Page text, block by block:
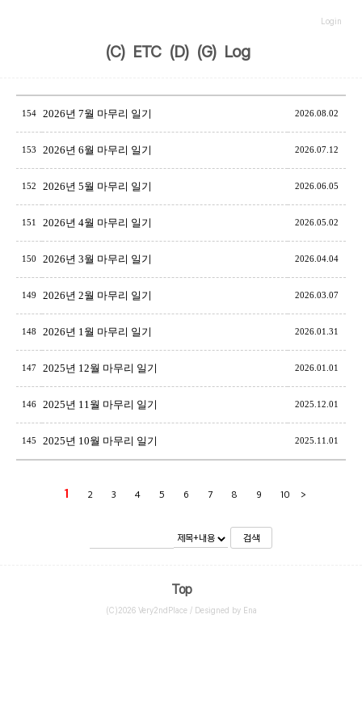
Login
(C) ETC (D) (G) Log
154 2026년 7월 마무리 일기 2026.08.02
153 2026년 6월 마무리 일기 2026.07.12
152 2026년 5월 마무리 일기 2026.06.05
151 2026년 4월 마무리 일기 2026.05.02
150 2026년 3월 마무리 일기 2026.04.04
149 2026년 2월 마무리 일기 2026.03.07
148 2026년 1월 마무리 일기 2026.01.31
147 2025년 12월 마무리 일기 2026.01.01
146 2025년 11월 마무리 일기 2025.12.01
145 2025년 10월 마무리 일기 2025.11.01
1 2 3 4 5 6 7 8 9 10 >
검색
Top
(C)2026 Very2ndPlace / Designed by Ena